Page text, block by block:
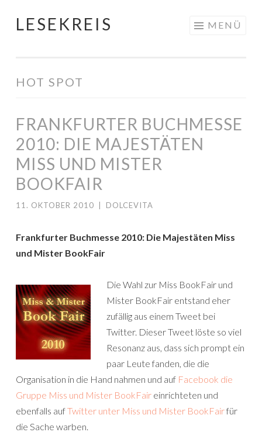
Springe
LESEKREIS MENÜ
HOT SPOT
FRANKFURTER BUCHMESSE
2010: DIE MAJESTÄTEN
MISS UND MISTER
BOOKFAIR
11. OKTOBER 2010 DOLCEVITA
Frankfurter Buchmesse 2010: Die Majestäten Miss
und Mister BookFair
Die Wahl zur Miss BookFair und
Mister BookFair entstand eher
zufällig aus einem Tweet bei
Twitter. Dieser Tweet löste so viel
Resonanz aus, dass sich prompt ein
paar Leute fanden, die die
Organisation in die Hand nahmen und auf Facebook die
Gruppe Miss und Mister BookFair einrichteten und
ebenfalls aufTwitter unter Miss und Mister BookFairfür
die Sache warben.